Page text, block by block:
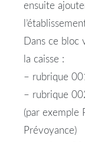
ensuite
Dans ce
la caisse :
– rubrique
– rubrique
(par exemple
Prévoyance)